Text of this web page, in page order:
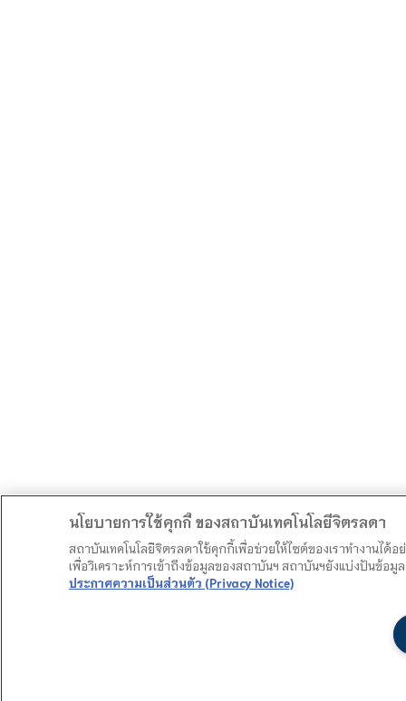
นโยบายการใช้คุกกี้ ของสถาบันเทคโนโลยีจิตรลดา
สถาบันเทคโนโลยีจิตรลดาใช้คุกกี้เพื่อช่วยให้ไซต์ของเราทำงานไ
เพื่อวิเคราะห์การเข้าถึงข้อมูลของสถาบันฯ สถาบันฯยังแบ่งปันข้อ
ประกาศความเป็นส่วนตัว (Privacy Notice)